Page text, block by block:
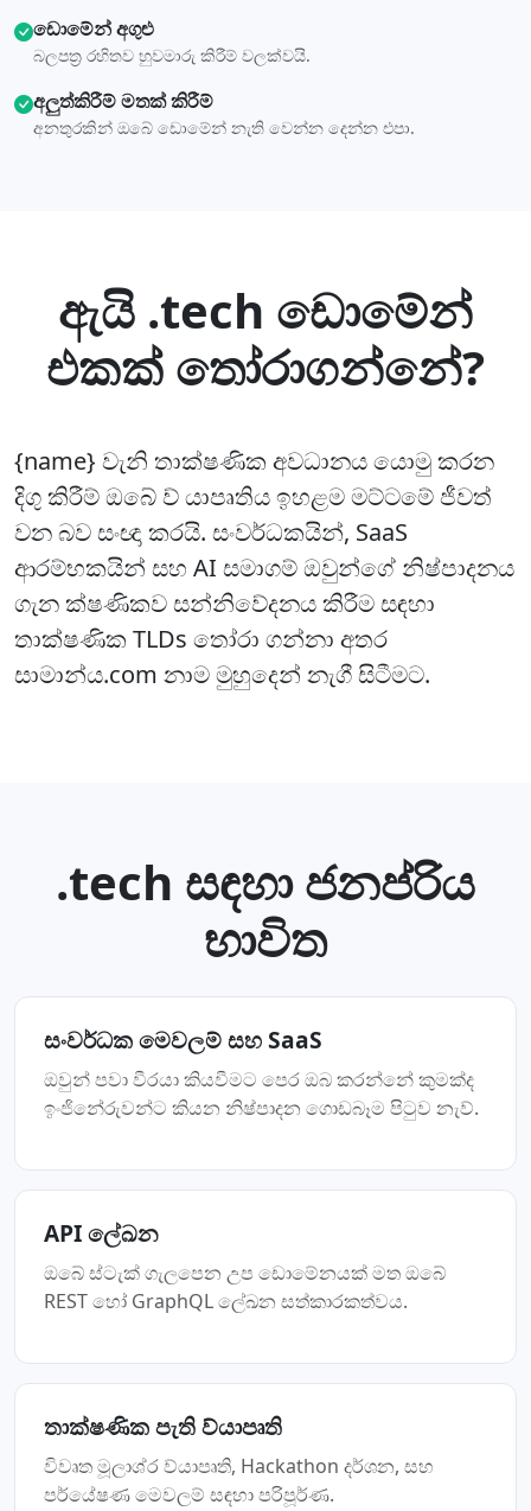
ඩොමේන් අගුළු
බලපත්‍ර රහිතව හුවමාරු කිරීම් වලක්වයි.
අලුත්කිරීම් මතක් කිරීම්
අනතුරකින් ඔබේ ඩොමේන් නැති වෙන්න දෙන්න එපා.
ඇයි .tech ඩොමේන්
එකක් තෝරාගන්නේ?
{name} වැනි තාක්ෂණික අවධානය යොමු කරන
දිගු කිරීම් ඔබේ ව් යාපෘතිය ඉහළම මට්ටමේ ජීවත්
වන බව සංඥා කරයි. සංවර්ධකයින්, SaaS
ආරම්භකයින් සහ AI සමාගම් ඔවුන්ගේ නිෂ්පාදනය
ගැන ක්ෂණිකව සන්නිවේදනය කිරීම සඳහා
තාක්ෂණික TLDs තෝරා ගන්නා අතර
සාමාන්ය.com නාම මුහුදෙන් නැගී සිටීමට.
.tech සඳහා ජනප්රිය
භාවිත
සංවර්ධක මෙවලම් සහ SaaS
ඔවුන් පවා වීරයා කියවීමට පෙර ඔබ කරන්නේ කුමක්ද
ඉංජිනේරුවන්ට කියන නිෂ්පාදන ගොඩබෑම පිටුව නැව්.
API ලේඛන
ඔබේ ස්ටැක් ගැලපෙන උප ඩොමේනයක් මත ඔබේ
REST හෝ GraphQL ලේඛන සත්කාරකත්වය.
තාක්ෂණික පැති ව්යාපෘති
විවෘත මූලාශ්ර ව්යාපෘති, Hackathon දර්ශන, සහ
පර්යේෂණ මෙවලම් සඳහා පරිපූර්ණ.